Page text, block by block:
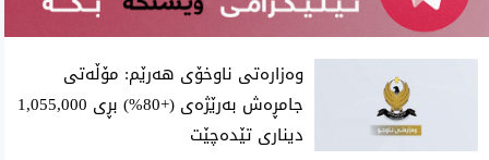
وەزارەتی ناوخۆی هەرێم: مۆڵەتی
جامڕەش بەرێژەی (+80%) بڕی 1,055,000
دیناری تێدەچێت